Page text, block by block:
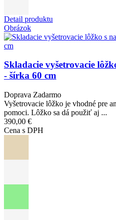
Detail produktu
Obrázok
Skladacie vyšetrovacie
- šírka 60 cm
Doprava Zadarmo
Vyšetrovacie lôžko je vhodné pre
pomoci. Lôžko sa dá použiť aj ...
390,00 €
Cena s DPH